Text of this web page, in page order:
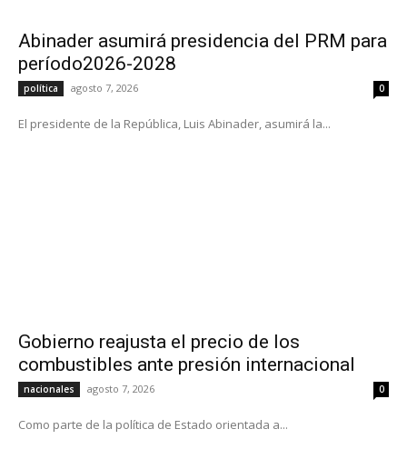
Abinader asumirá presidencia del PRM para
período2026-2028
política agosto 7, 2026 0
El presidente de la República, Luis Abinader, asumirá la...
Gobierno reajusta el precio de los
combustibles ante presión internacional
nacionales agosto 7, 2026 0
Como parte de la política de Estado orientada a...